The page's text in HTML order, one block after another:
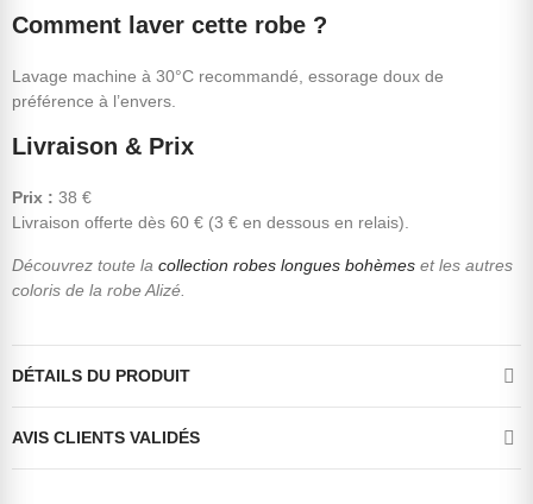
Comment laver cette robe ?
Lavage machine à 30°C recommandé, essorage doux de
préférence à l’envers.
Livraison & Prix
Prix : 38 €
Livraison offerte dès 60 € (3 € en dessous en relais).
Découvrez toute la collection robes longues bohèmes et les autres
coloris de la robe Alizé.
DÉTAILS DU PRODUIT
AVIS CLIENTS VALIDÉS